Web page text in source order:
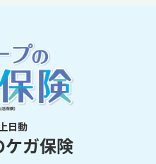
日動
ケガ保険